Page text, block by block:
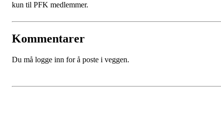
kun til PFK medlemmer.
Kommentarer
Du må logge inn for å poste i veggen.